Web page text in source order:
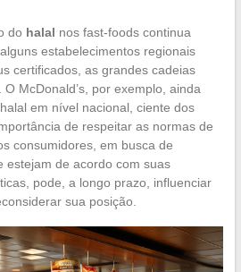
do halal nos fast-foods continua
estabelecimentos regionais
certificados, as grandes cadeias
McDonald’s, por exemplo, ainda
em nível nacional, ciente dos
de respeitar as normas de
consumidores, em busca de
estejam de acordo com suas
pode, a longo prazo, influenciar
sua posição.